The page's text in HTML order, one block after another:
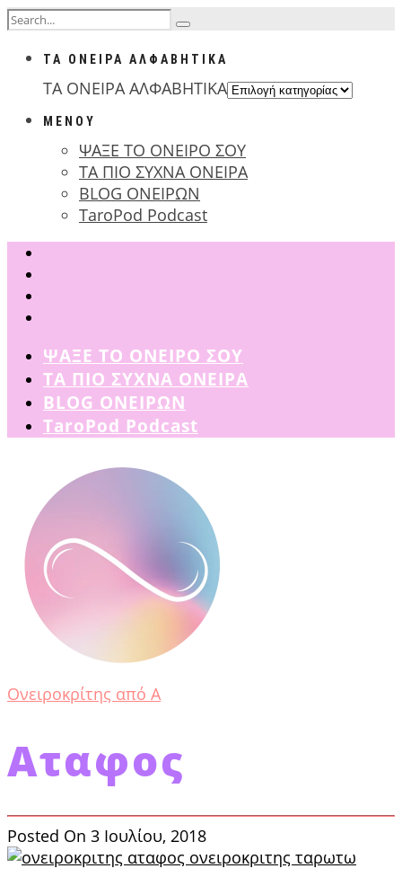
ΤΑ ΟΝΕΙΡΑ ΑΛΦΑΒΗΤΙΚΑ
ΤΑ ΟΝΕΙΡΑ ΑΛΦΑΒΗΤΙΚΑ
ΜΕΝΟΥ
ΨΑΞΕ ΤΟ ΟΝΕΙΡΟ ΣΟΥ
ΤΑ ΠΙΟ ΣΥΧΝΑ ΟΝΕΙΡΑ
BLOG ΟΝΕΙΡΩΝ
TaroPod Podcast
ΨΑΞΕ ΤΟ ΟΝΕΙΡΟ ΣΟΥ
ΤΑ ΠΙΟ ΣΥΧΝΑ ΟΝΕΙΡΑ
BLOG ΟΝΕΙΡΩΝ
TaroPod Podcast
Ονειροκρίτης από Α
Αταφος
Posted On 3 Ιουλίου, 2018